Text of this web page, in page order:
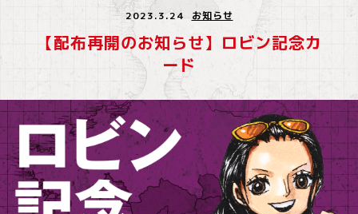
2023.3.24 お知らせ
【配布再開のお知らせ】ロビン記念カ
ード